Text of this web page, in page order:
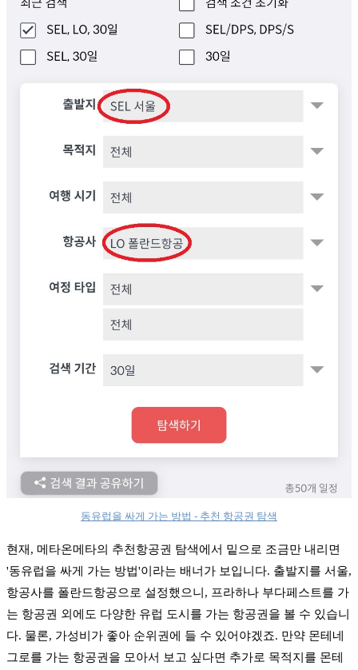
동유럽을 싸게 가는 방법 - 추천 항공권 탐색
현재, 메타온메타의 추천항공권 탐색에서 밑으로 조금만 내리면
'동유럽을 싸게 가는 방법'이라는 배너가 보입니다. 출발지를 서울,
항공사를 폴란드항공으로 설정했으니, 프라하나 부다페스트를 가
는 항공권 외에도 다양한 유럽 도시를 가는 항공권을 볼 수 있습니
다. 물론, 가성비가 좋아 순위권에 들 수 있어야겠죠. 만약 몬테네
그로를 가는 항공권을 모아서 보고 싶다면 추가로 목적지를 몬테